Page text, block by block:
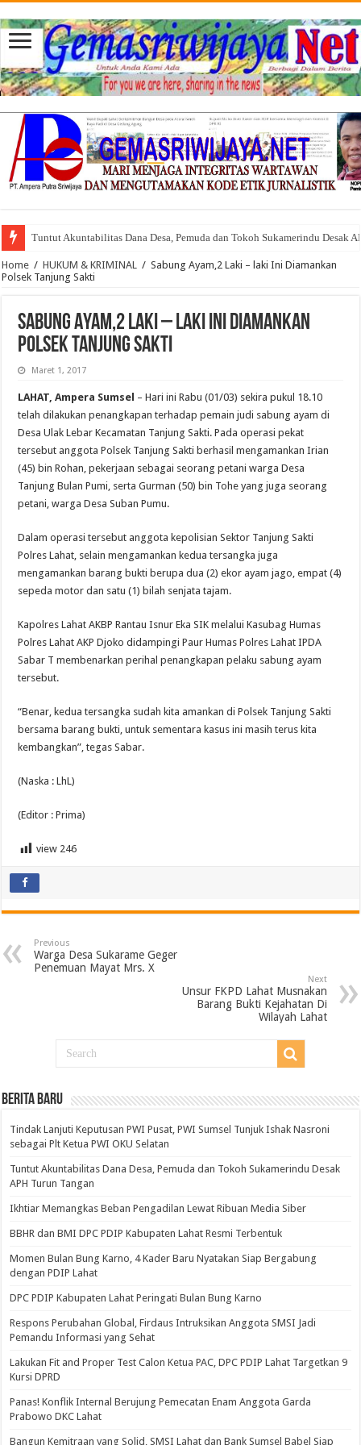
Tuntut Akuntabilitas Dana Desa, Pemuda dan Tokoh Sukamerindu Desak
Home / HUKUM & KRIMINAL / Sabung Ayam,2 Laki – laki Ini Diamankan
Polsek Tanjung Sakti
Sabung Ayam,2 Laki – laki Ini Diamankan
Polsek Tanjung Sakti
Maret 1, 2017
LAHAT, Ampera Sumsel – Hari ini Rabu (01/03) sekira pukul 18.10
telah dilakukan penangkapan terhadap pemain judi sabung ayam di
Desa Ulak Lebar Kecamatan Tanjung Sakti. Pada operasi pekat
tersebut anggota Polsek Tanjung Sakti berhasil mengamankan Irian
(45) bin Rohan, pekerjaan sebagai seorang petani warga Desa
Tanjung Bulan Pumi, serta Gurman (50) bin Tohe yang juga seorang
petani, warga Desa Suban Pumu.
Dalam operasi tersebut anggota kepolisian Sektor Tanjung Sakti
Polres Lahat, selain mengamankan kedua tersangka juga
mengamankan barang bukti berupa dua (2) ekor ayam jago, empat (4)
sepeda motor dan satu (1) bilah senjata tajam.
Kapolres Lahat AKBP Rantau Isnur Eka SIK melalui Kasubag Humas
Polres Lahat AKP Djoko didampingi Paur Humas Polres Lahat IPDA
Sabar T membenarkan perihal penangkapan pelaku sabung ayam
tersebut.
“Benar, kedua tersangka sudah kita amankan di Polsek Tanjung Sakti
bersama barang bukti, untuk sementara kasus ini masih terus kita
kembangkan”, tegas Sabar.
(Naska : LhL)
(Editor : Prima)
view 246
Previous
Warga Desa Sukarame Geger
Penemuan Mayat Mrs. X
Next
Unsur FKPD Lahat Musnakan
Barang Bukti Kejahatan Di
Wilayah Lahat
BERITA BARU
Tindak Lanjuti Keputusan PWI Pusat, PWI Sumsel Tunjuk Ishak Nasroni
sebagai Plt Ketua PWI OKU Selatan
Tuntut Akuntabilitas Dana Desa, Pemuda dan Tokoh Sukamerindu Desak
APH Turun Tangan
Ikhtiar Memangkas Beban Pengadilan Lewat Ribuan Media Siber
BBHR dan BMI DPC PDIP Kabupaten Lahat Resmi Terbentuk
Momen Bulan Bung Karno, 4 Kader Baru Nyatakan Siap Bergabung
dengan PDIP Lahat
DPC PDIP Kabupaten Lahat Peringati Bulan Bung Karno
Respons Perubahan Global, Firdaus Intruksikan Anggota SMSI Jadi
Pemandu Informasi yang Sehat
Lakukan Fit and Proper Test Calon Ketua PAC, DPC PDIP Lahat Targetkan 9
Kursi DPRD
Panas! Konflik Internal Berujung Pemecatan Enam Anggota Garda
Prabowo DKC Lahat
Bangun Kemitraan yang Solid, SMSI Lahat dan Bank Sumsel Babel Siap